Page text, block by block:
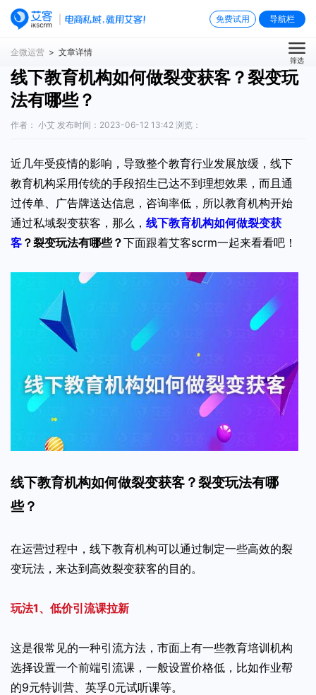
免费试用 导航栏
企微运营 > 文章详情
筛选
线下教育机构如何做裂变获客？裂变玩
法有哪些？
作者： 小艾 发布时间：2023-06-12 13:42 浏览：
近几年受疫情的影响，导致整个教育行业发展放缓，线下
教育机构采用传统的手段招生已达不到理想效果，而且通
过传单、广告牌送达信息，咨询率低，所以教育机构开始
通过私域裂变获客，那么， 线下教育机构如何做裂变获
客 ？裂变玩法有哪些？下面跟着艾客scrm一起来看看吧！
线下教育机构如何做裂变获客？裂变玩法有哪
些？
在运营过程中，线下教育机构可以通过制定一些高效的裂
变玩法，来达到高效裂变获客的目的。
玩法1、低价引流课拉新
这是很常见的一种引流方法，市面上有一些教育培训机构
选择设置一个前端引流课，一般设置价格低，比如作业帮
的9元特训营、英孚0元试听课等。